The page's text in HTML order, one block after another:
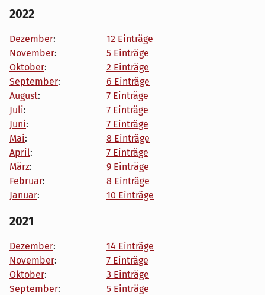
2022
Dezember:
12 Einträge
November:
5 Einträge
Oktober:
2 Einträge
September:
6 Einträge
August:
7 Einträge
Juli:
7 Einträge
Juni:
7 Einträge
Mai:
8 Einträge
April:
7 Einträge
März:
9 Einträge
Februar:
8 Einträge
Januar: 10 Einträge
2021
Dezember:
14 Einträge
November:
7 Einträge
Oktober:
3 Einträge
September:
5 Einträge